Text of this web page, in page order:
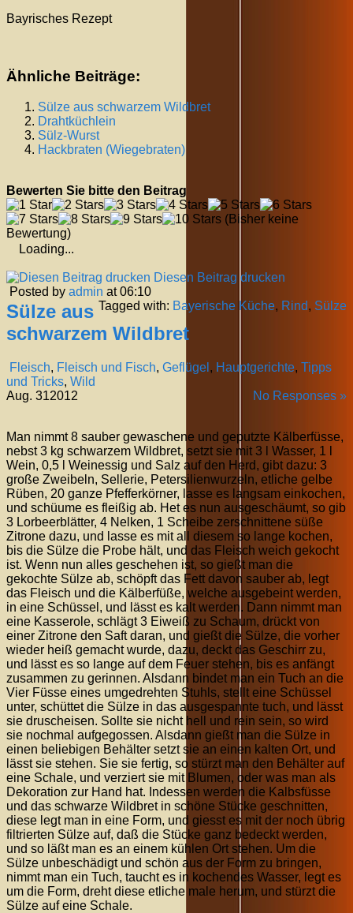
Bayrisches Rezept
Ähnliche Beiträge:
Sülze aus schwarzem Wildbret
Drahtküchlein
Sülz-Wurst
Hackbraten (Wiegebraten)
Bewerten Sie bitte den Beitrag
(Bisher keine
Bewertung)
Loading...
Diesen Beitrag drucken
Posted by admin at 06:10
Tagged with: Bayerische Küche, Rind, Sülze
Sülze aus
schwarzem Wildbret
Fleisch, Fleisch und Fisch, Geflügel , Hauptgerichte, Tipps
und Tricks, Wild
No Responses »
Aug. 312012
Man nimmt 8 sauber gewaschene und geputzte Kälberfüsse,
nebst 3 kg schwarzem Wildbret, setzt sie mit 3 l Wasser, 1 l
Wein, 0,5 l Weinessig und Salz auf den Herd, gibt dazu: 3
große Zweibeln, Sellerie, Petersilienwurzeln, etliche gelbe
Rüben, 20 ganze Pfefferkörner, lasse es langsam einkochen,
und schüume es fleißig ab. Het es nun ausgeschäumt, so gib
3 Lorbeerblätter, 4 Nelken, 1 Scheibe zerschnittene süße
Zitrone dazu, und lasse es mit all diesem so lange kochen,
bis die Sülze die Probe hält, und das Fleisch weich gekocht
ist. Wenn nun alles geschehen ist, so gießt man die
gekochte Sülze ab, schöpft das Fett davon sauber ab, legt
das Fleisch und die Kälberfüße, welche ausgebeint werden,
in eine Schüssel, und lässt es kalt werden. Dann nimmt man
eine Kasserole, schlägt 3 Eiweiß zu Schaum, drückt von
einer Zitrone den Saft daran, und gießt die Sülze, die vorher
wieder heiß gemacht wurde, dazu, deckt das Geschirr zu,
und lässt es so lange auf dem Feuer stehen, bis es anfängt
zusammen zu gerinnen. Alsdann bindet man ein Tuch an die
Vier Füsse eines umgedrehten Stuhls, stellt eine Schüssel
unter, schüttet die Sülze in das ausgespannte tuch, und lässt
sie druscheisen. Sollte sie nicht hell und rein sein, so wird
sie nochmal aufgegossen. Alsdann gießt man die Sülze in
einen beliebigen Behälter setzt sie an einen kalten Ort, und
lässt sie stehen. Sie sie fertig, so stürzt man den Behälter auf
eine Schale, und verziert sie mit Blumen, oder was man als
Dekoration zur Hand hat. Indessen werden die Kalbsfüsse
und das schwarze Wildbret in schöne Stücke geschnitten,
diese legt man in eine Form, und giesst es mit der noch übrig
filtrierten Sülze auf, daß die Stücke ganz bedeckt werden,
und so läßt man es an einem kühlen Ort stehen. Um die
Sülze unbeschädigt und schön aus der Form zu bringen,
nimmt man ein Tuch, taucht es in kochendes Wasser, legt es
um die Form, dreht diese etliche male herum, und stürzt die
Sülze auf eine Schale.